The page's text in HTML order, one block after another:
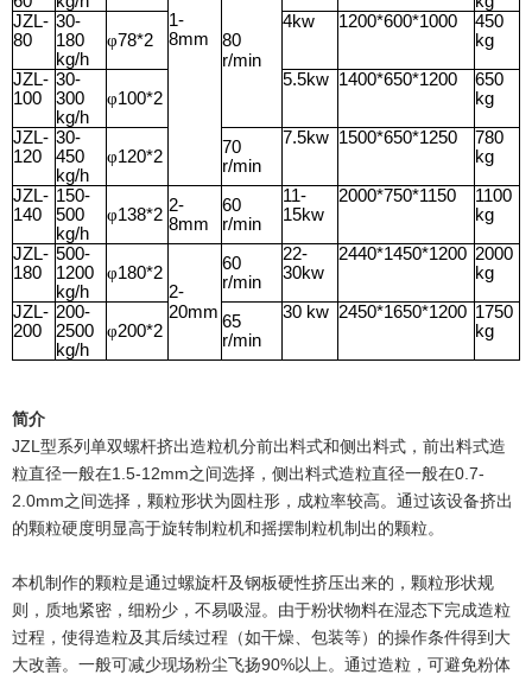
1-
8mm
80
r/min
JZL-
80
30-
180
kg/h
φ78*2
4kw 1200*600*1000
450
kg
JZL-
100
30-
300
kg/h
φ100*2
5.5kw 1400*650*1200
650
kg
JZL-
120
30-
450
kg/h
φ120*2
70
r/min
7.5kw 1500*650*1250
780
kg
JZL-
140
150-
500
kg/h
φ138*2 2-
8mm
60
r/min
11-
15kw
2000*750*1150
1100
kg
JZL-
180
500-
1200
kg/h
φ180*2
2-
20mm
60
r/min
22-
30kw
2440*1450*1200 2000
kg
JZL-
200
200-
2500
kg/h
φ200*2
65
r/min
30 kw 2450*1650*1200 1750
kg
简介
JZL 型系列单双螺杆挤出造粒机分前出料式和侧出料式，前出料式造
粒直径一般在1.5-12mm之间选择，侧出料式造粒直径一般在0.7-
2.0mm之间选择，颗粒形状为圆柱形，成粒率较高。通过该设备挤出
的颗粒硬度明显高于旋转制粒机和摇摆制粒机制出的颗粒。
本机制作的颗粒是通过螺旋杆及钢板硬性挤压出来的，颗粒形状规
则，质地紧密，细粉少，不易吸湿。由于粉状物料在湿态下完成造粒
过程，使得造粒及其后续过程（如干燥、包装等）的操作条件得到大
大改善。一般可减少现场粉尘飞扬90%以上。通过造粒，可避免粉体